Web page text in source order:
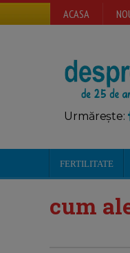
ACASA
Urmărește:
FERTILITATE
cum